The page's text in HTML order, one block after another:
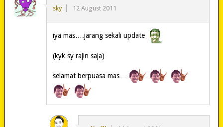
sky 12 August 2011
iya mas….jarang sekali update
(kyk sy rajin saja)
selamat berpuasa mas…